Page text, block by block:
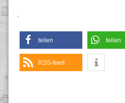
teilen teilen
RSS-feed